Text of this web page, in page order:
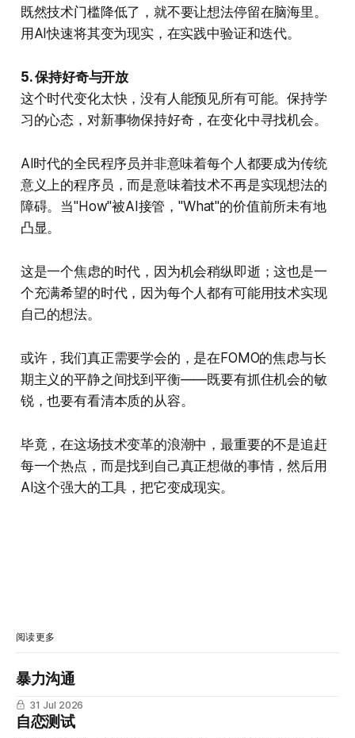
既然技术门槛降低了，就不要让想法停留在脑海里。
用AI快速将其变为现实，在实践中验证和迭代。
5. 保持好奇与开放
这个时代变化太快，没有人能预见所有可能。保持学
习的心态，对新事物保持好奇，在变化中寻找机会。
AI时代的全民程序员并非意味着每个人都要成为传统
意义上的程序员，而是意味着技术不再是实现想法的
障碍。当"How"被AI接管，"What"的价值前所未有地
凸显。
这是一个焦虑的时代，因为机会稍纵即逝；这也是一
个充满希望的时代，因为每个人都有可能用技术实现
自己的想法。
或许，我们真正需要学会的，是在FOMO的焦虑与长
期主义的平静之间找到平衡——既要有抓住机会的敏
锐，也要有看清本质的从容。
毕竟，在这场技术变革的浪潮中，最重要的不是追赶
每一个热点，而是找到自己真正想做的事情，然后用
AI这个强大的工具，把它变成现实。
阅读更多
暴力沟通
31 Jul 2026
自恋测试